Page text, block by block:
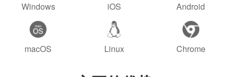
Windows iOS Android
macOS Linux Chrome